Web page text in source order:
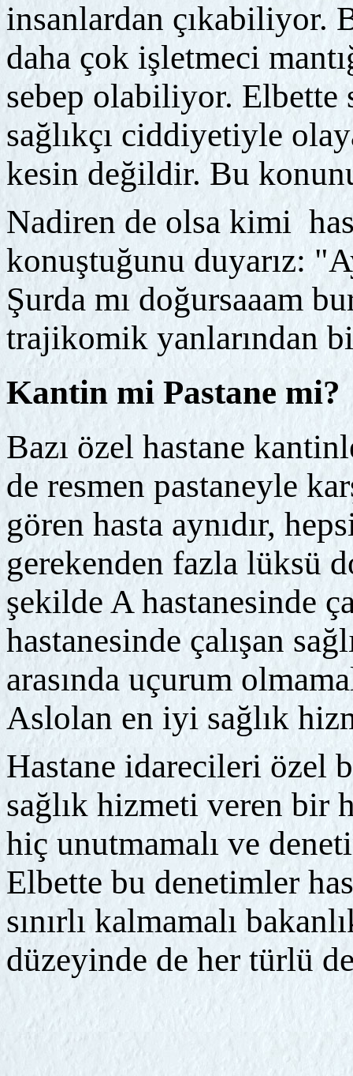
insanlardan çıkabiliyor.
daha çok işletmeci
sebep olabiliyor. Elbette
sağlıkçı ciddiyetiyle
kesin değildir. Bu
Nadiren de olsa kimi
konuştuğunu duyarız:
Şurda mı doğursaaam
trajikomik yanlarından
Kantin mi Pastane mi?
Bazı özel hastane
de resmen pastaneyle
gören hasta aynıdır,
gerekenden fazla lüksü
şekilde A hastanesinde
hastanesinde çalışan
arasında uçurum
Aslolan en iyi sağlık
Hastane idarecileri özel
sağlık hizmeti veren bir
hiç unutmamalı ve
Elbette bu denetimler
sınırlı kalmamalı
düzeyinde de her türlü